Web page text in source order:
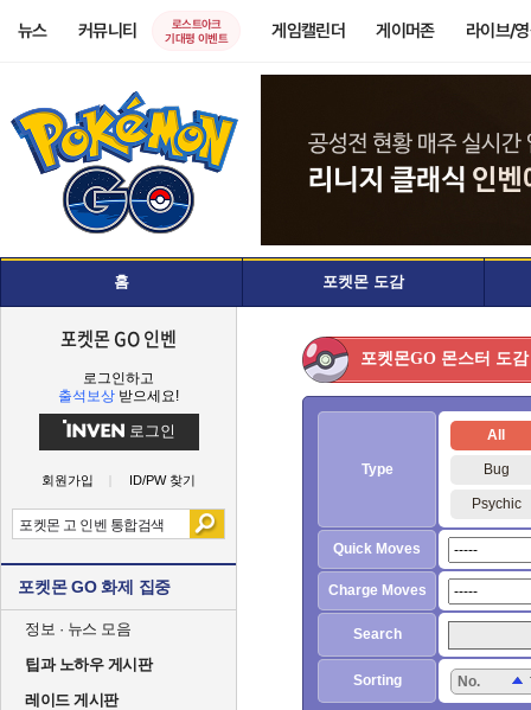
뉴스 커뮤니티
로스트아크
기대평 이벤트
게임캘린더 게이머존 라이브/
홈 포켓몬 도감
포켓몬 GO 인벤
로그인하고
출석보상 받으세요!
로그인
회원가입 ID/PW 찾기
포켓몬 GO 화제 집중
정보 · 뉴스 모음
팁과 노하우 게시판
레이드 게시판
포켓몬GO 몬스터 도감
Type
All
Bug
Psychic
Quick Moves
Charge Moves
Search
Sorting No.